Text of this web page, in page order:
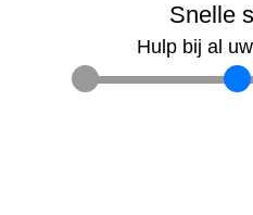
Snelle
Hulp bij al